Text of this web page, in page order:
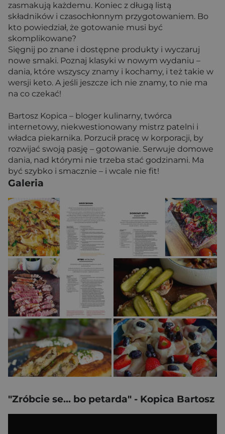
zasmakują każdemu. Koniec z długą listą
składników i czasochłonnym przygotowaniem. Bo
kto powiedział, że gotowanie musi być
skomplikowane?
Sięgnij po znane i dostępne produkty i wyczaruj
nowe smaki. Poznaj klasyki w nowym wydaniu –
dania, które wszyscy znamy i kochamy, i też takie w
wersji keto. A jeśli jeszcze ich nie znamy, to nie ma
na co czekać!
Bartosz Kopica – bloger kulinarny, twórca
internetowy, niekwestionowany mistrz patelni i
władca piekarnika. Porzucił pracę w korporacji, by
rozwijać swoją pasję – gotowanie. Serwuje domowe
dania, nad którymi nie trzeba stać godzinami. Ma
być szybko i smacznie – i wcale nie fit!
Galeria
"Zróbcie se... bo petarda" - Kopica Bartosz